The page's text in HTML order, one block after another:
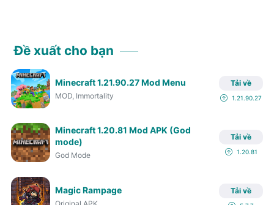
Đề xuất cho bạn
Minecraft 1.21.90.27 Mod Menu
MOD, Immortality
Tải về
1.21.90.27
Minecraft 1.20.81 Mod APK (God
mode)
God Mode
Tải về
1.20.81
Magic Rampage
Original APK
Tải về